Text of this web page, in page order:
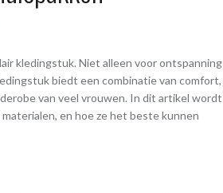
kledingstuk. Niet alleen voor ontspanning
biedt een combinatie van comfort,
van veel vrouwen. In dit artikel wordt
en hoe ze het beste kunnen